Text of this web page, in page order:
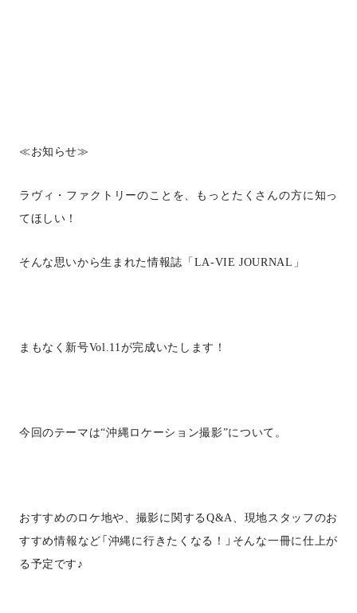
≪お知らせ≫
ラヴィ・ファクトリーのことを、もっとたくさんの方に知っ
てほしい！
そんな思いから生まれた情報誌「 LA-VIE JOURNAL 」
まもなく新号Vol.11が完成いたします！
今回のテーマは“沖縄ロケーション撮影”について。
おすすめのロケ地や、撮影に関する Q&A、現地スタッフのお
すすめ情報など 「沖縄に行きたくなる！」そんな一冊に仕上が
る予定です♪